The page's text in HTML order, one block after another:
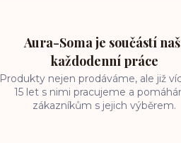
Aura-Soma je součástí
každodenní práce
Produkty nejen prodáváme, ale již
15 let s nimi pracujeme a
zákazníkům s jejich výběrem.